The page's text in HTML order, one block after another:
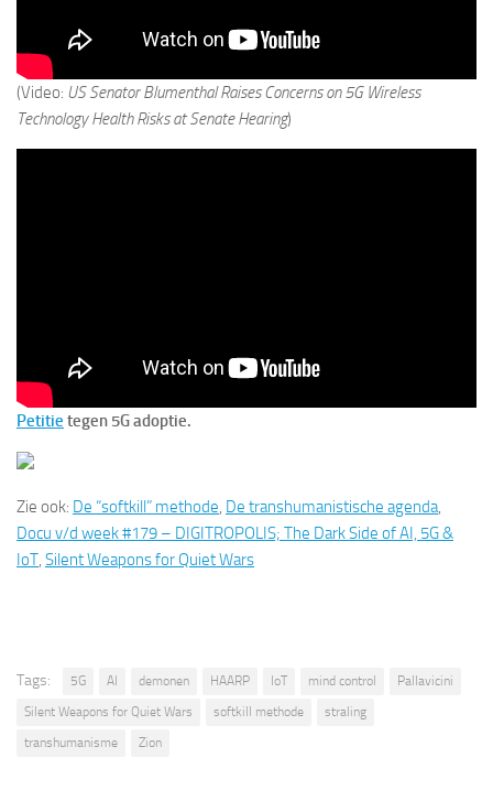
(Video: US Senator Blumenthal Raises Concerns on 5G Wireless
Technology Health Risks at Senate Hearing)
Petitie tegen 5G adoptie.
Zie ook: De “softkill” methode, De transhumanistische agenda,
Docu v/d week #179 – DIGITROPOLIS; The Dark Side of AI, 5G &
IoT, Silent Weapons for Quiet Wars
Tags: 5G AI demonen HAARP IoT mind control
Pallavicini
Silent Weapons for Quiet Wars
softkill methode
straling
transhumanisme
Zion